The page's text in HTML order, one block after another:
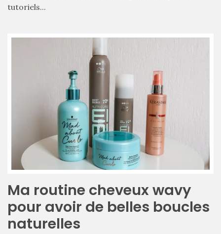
CATÉGORIES
Conseils
beauté
et
déceptions
(27)
tutoriels...
Ma routine cheveux wavy
pour avoir de belles boucles
naturelles